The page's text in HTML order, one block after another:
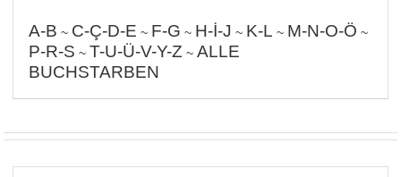
A-B ~ C-Ç-D-E ~ F-G ~ H-İ-J ~ K-L ~ M-N-O-Ö ~
P-R-S ~ T-U-Ü-V-Y-Z ~ALLE
BUCHSTARBEN